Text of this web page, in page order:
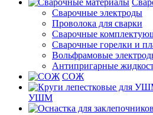
Сварочные электроды
Проволока для сварки
Сварочные
Сварочные горелки и
Вольфрамовые
Антипригарные
СОЖ
УШМ